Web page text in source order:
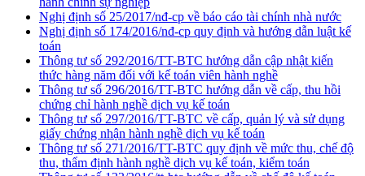
Nghị định số 25/2017/nđ-cp về báo cáo tài chính nhà nước
Nghị định số 174/2016/nđ-cp quy định và hướng dẫn luật kế
toán
Thông tư số 292/2016/TT-BTC hướng dẫn cập nhật kiến
thức hàng năm đối với kế toán viên hành nghề
Thông tư số 296/2016/TT-BTC hướng dẫn về cấp, thu hồi
chứng chỉ hành nghề dịch vụ kế toán
Thông tư số 297/2016/TT-BTC về cấp, quản lý và sử dụng
giấy chứng nhận hành nghề dịch vụ kế toán
Thông tư số 271/2016/TT-BTC quy định về mức thu, chế độ
thu, thẩm định hành nghề dịch vụ kế toán, kiểm toán